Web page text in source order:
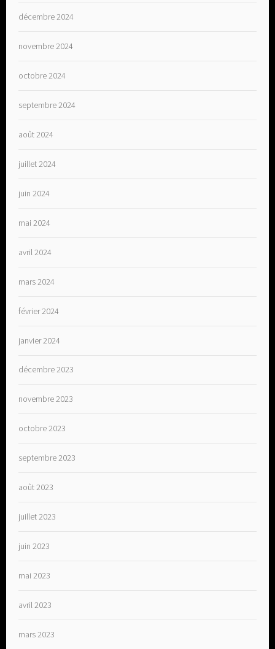
décembre 2024
novembre 2024
octobre 2024
septembre 2024
août 2024
juillet 2024
juin 2024
mai 2024
avril 2024
mars 2024
février 2024
janvier 2024
décembre 2023
novembre 2023
octobre 2023
septembre 2023
août 2023
juillet 2023
juin 2023
mai 2023
avril 2023
mars 2023